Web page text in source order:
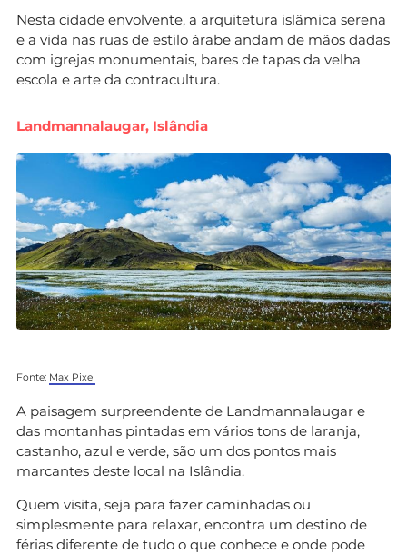
Nesta cidade envolvente, a arquitetura islâmica serena
e a vida nas ruas de estilo árabe andam de mãos dadas
com igrejas monumentais, bares de tapas da velha
escola e arte da contracultura.
Landmannalaugar, Islândia
Fonte: Max Pixel
A paisagem surpreendente de Landmannalaugar e
das montanhas pintadas em vários tons de laranja,
castanho, azul e verde, são um dos pontos mais
marcantes deste local na Islândia.
Quem visita, seja para fazer caminhadas ou
simplesmente para relaxar, encontra um destino de
férias diferente de tudo o que conhece e onde pode